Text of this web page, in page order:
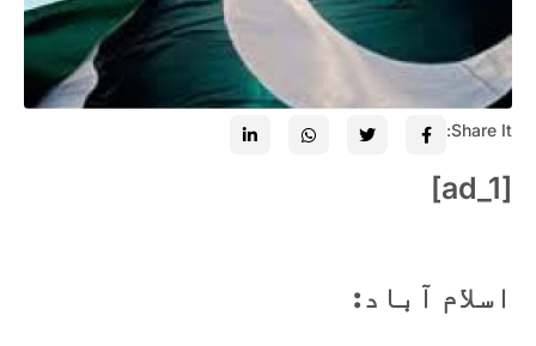
Share It:
[ad_1]
اسلام آباد: